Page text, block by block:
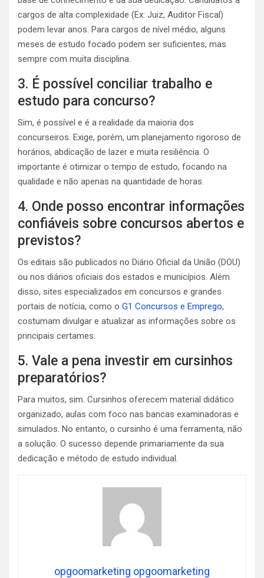
cargos de alta complexidade (Ex: Juiz, Auditor Fiscal)
podem levar anos. Para cargos de nível médio, alguns
meses de estudo focado podem ser suficientes, mas
sempre com muita disciplina.
3. É possível conciliar trabalho e
estudo para concurso?
Sim, é possível e é a realidade da maioria dos
concurseiros. Exige, porém, um planejamento rigoroso de
horários, abdicação de lazer e muita resiliência. O
importante é otimizar o tempo de estudo, focando na
qualidade e não apenas na quantidade de horas.
4. Onde posso encontrar informações
confiáveis sobre concursos abertos e
previstos?
Os editais são publicados no Diário Oficial da União (DOU)
ou nos diários oficiais dos estados e municípios. Além
disso, sites especializados em concursos e grandes
portais de notícia, como o G1 Concursos e Emprego,
costumam divulgar e atualizar as informações sobre os
principais certames.
5. Vale a pena investir em cursinhos
preparatórios?
Para muitos, sim. Cursinhos oferecem material didático
organizado, aulas com foco nas bancas examinadoras e
simulados. No entanto, o cursinho é uma ferramenta, não
a solução. O sucesso depende primariamente da sua
dedicação e método de estudo individual.
opgoomarketing opgoomarketing